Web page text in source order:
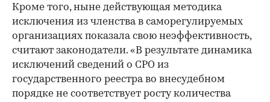
Кроме того, ныне действующая методика
исключения из членства в саморегулируемых
организациях показала свою неэффективность,
считают законодатели. «В результате динамика
исключений сведений о СРО из
государственного реестра во внесудебном
порядке не соответствует росту количества